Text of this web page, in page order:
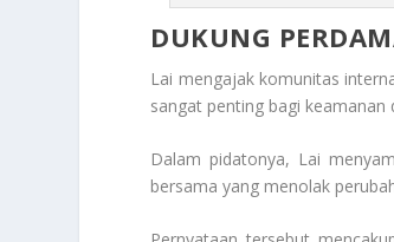
DUKUNG
Lai mengajak komunitas
sangat penting bagi
Dalam pidatonya, Lai
bersama yang menolak